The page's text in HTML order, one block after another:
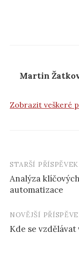
Martin
Zobrazit veškeré
Navigace
příspěvku
STARŠÍ PŘÍSPĚVEK
Analýza
automatizace
NOVĚJŠÍ
Kde se vzdělávat